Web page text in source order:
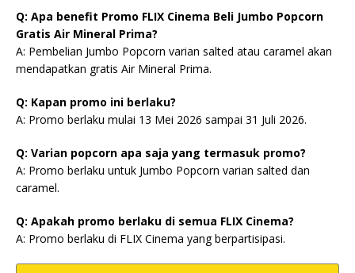
Q: Apa benefit Promo FLIX Cinema Beli Jumbo Popcorn
Gratis Air Mineral Prima?
A: Pembelian Jumbo Popcorn varian salted atau caramel akan
mendapatkan gratis Air Mineral Prima.
Q: Kapan promo ini berlaku?
A: Promo berlaku mulai 13 Mei 2026 sampai 31 Juli 2026.
Q: Varian popcorn apa saja yang termasuk promo?
A: Promo berlaku untuk Jumbo Popcorn varian salted dan
caramel.
Q: Apakah promo berlaku di semua FLIX Cinema?
A: Promo berlaku di FLIX Cinema yang berpartisipasi.